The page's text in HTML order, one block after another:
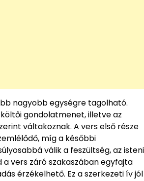
nagyobb egységre tagolható.
gondolatmenet, illetve az
váltakoznak. A vers első része
míg a későbbi
válik a feszültség, az isteni
a vers záró szakaszában egyfajta
érzékelhető. Ez a szerkezeti ív jól